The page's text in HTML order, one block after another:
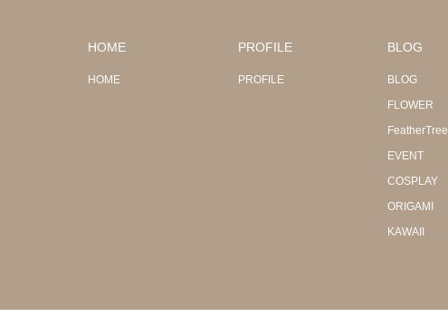
HOME
HOME
PROFILE
PROFILE
BLOG
BLOG
FLOWER
FeatherTree
EVENT
COSPLAY
ORIGAMI
KAWAII